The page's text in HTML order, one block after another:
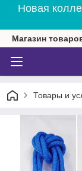
Новая
Магазин
Товары и